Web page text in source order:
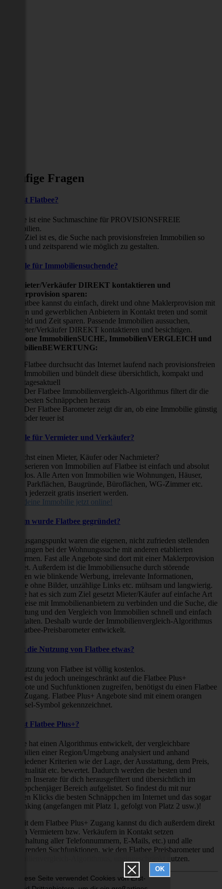
Diese Seite verwendet Cookies von Erst-
OK
Häufige Fragen
Was ist Flatbee?
Flatbee ist eine Suchmaschine für PROVISIONSFREIE
Immobilien.
Unser Ziel ist es, die Suche nach provisionsfreien Immobilien so
einfach und zeitsparend wie möglich zu gestalten.
Vorteile für Immobiliensuchende?
Viermieter/Verkäufer DIREKT kontaktieren und
Maklerprovision sparen:
Mit Flatbee kannst du einfach, direkt und ohne Maklerprovision mit
privaten und gewerblichen Anbietern in Kontakt treten und somit
viel Geld und Zeit sparen. Passende Immobilien aussuchen,
Vermieter/Verkäufer DIREKT kontaktieren und besichtigen.
All-in-one ImmobilienSUCHE, ImmobilienVERGLEICH und
ImmobilienBEWERTUNG:
Flatbee durchsucht das Internet laufend nach provisionsfreien
Immobilien und bündelt diese übersichtlich, kompakt und
tagesaktuell
Der Flatbee Immobilienvergleich-Algorithmus filtert dir die
besten Schnäppchen heraus
Der Flatbee Barometer zeigt dir an, ob eine Immobilie günstig
oder teuer ist
Vorteile für Vermieter und Verkäufer?
Du suchst einen Mieter, Käufer oder Nachmieter?
Das Inserieren von Immobilien auf Flatbee ist einfach und absolut
kostenlos. Alle Arten von Immobilien wie Wohnungen, Häuser,
Villen, Parkflächen, Baugründe, Büroflächen, WG-Zimmer etc.
können jederzeit gratis inseriert werden.
Stelle deine Immobilie jetzt online!
Warum wurde Flatbee gegründet?
Der Ausgangspunkt waren die eigenen, nicht zufrieden stellenden
Erfahrungen bei der Wohnungssuche mit anderen etablierten
Plattformen. Fast alle Angebote sind dort mit einer Maklerprovision
behaftet. Außerdem ist die Immobiliensuche durch störende
Faktoren wie blinkende Werbung, irrelevante Informationen,
Inserate ohne Bilder, unzählige Links etc. mühsam und langwierig.
Flatbee hat es sich zum Ziel gesetzt Mieter/Käufer auf einfache Art
und Weise mit Immobilienanbietern zu verbinden und die Suche, die
Bewertung und den Vergleich von Immobilien schnell und einfach
zu gestalten. Deshalb wurde der Immobilienvergleich-Algorithmus
und Flatbee-Preisbarometer entwickelt.
Kostet die Nutzung von Flatbee etwas?
Die Nutzung von Flatbee ist völlig kostenlos.
Möchtest du jedoch uneingeschränkt auf die Flatbee Plus+
Angebote und Suchfunktionen zugreifen, benötigst du einen Flatbee
Plus+ Zugang. Flatbee Plus+ Angebote sind mit einem orangen
Schlüssel-Symbol gekennzeichnet.
Was ist Flatbee Plus+?
Flatbee hat einen Algorithmus entwickelt, der vergleichbare
Immobilien einer Region/Umgebung analysiert und anhand
verschiedener Kriterien wie der Lage, der Ausstattung, dem Preis,
der Aktualität etc. bewertet. Dadurch werden die besten und
neuesten Inserate für dich herausgefiltert und übersichtlich im
Schnäppchenjäger Bereich aufgelistet. So findest du mit nur
wenigen Klicks die besten Schnäppchen im Internet und das sogar
als Ranking (angefangen mit Platz 1, gefolgt von Platz 2 usw.)!
Nur mit dem Flatbee Plus+ Zugang kannst du dich außerdem direkt
mit den Vermietern bzw. Verkäufern in Kontakt setzen
(Freischaltung aller Telefonnummern, E-Mails, etc.) und alle
zeitsparenden Suchfunktionen, wie den Flatbee Preisbarometer und
Immobilienvergleich-Algorithmus, uneingeschränkt nutzen.
Über Flatbee